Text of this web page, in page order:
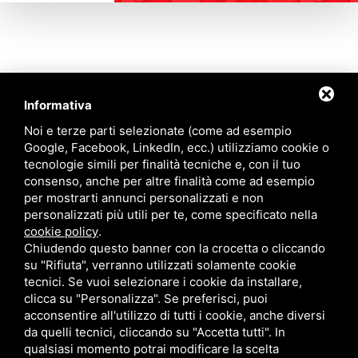
Informativa
Noi e terze parti selezionate (come ad esempio
Google, Facebook, LinkedIn, ecc.) utilizziamo cookie o
tecnologie simili per finalità tecniche e, con il tuo
consenso, anche per altre finalità come ad esempio
per mostrarti annunci personalizzati e non
personalizzati più utili per te, come specificato nella
cookie policy.
Chiudendo questo banner con la crocetta o cliccando
su "Rifiuta", verranno utilizzati solamente cookie
tecnici. Se vuoi selezionare i cookie da installare,
clicca su "Personalizza". Se preferisci, puoi
acconsentire all'utilizzo di tutti i cookie, anche diversi
da quelli tecnici, cliccando su "Accetta tutti". In
qualsiasi momento potrai modificare la scelta
Contattaci
Via Quinto Bucci, 205, 47521 Cesena (FC)
+39 0543 31536
+39 320 6635083
info@amiciziaeamore.it
Links
Chi siamo
Crea il tuo profilo
Franchising
Annunci
Blog
Contatti
Follow Us